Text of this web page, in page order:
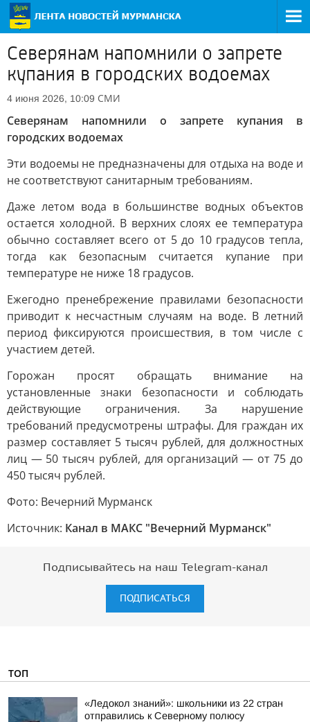
Северянам напомнили о запрете
купания в городских водоемах
4 июня 2026, 10:09 СМИ
Северянам напомнили о запрете купания в
городских водоемах
Эти водоемы не предназначены для отдыха на воде и
не соответствуют санитарным требованиям.
Даже летом вода в большинстве водных объектов
остается холодной. В верхних слоях ее температура
обычно составляет всего от 5 до 10 градусов тепла,
тогда как безопасным считается купание при
температуре не ниже 18 градусов.
Ежегодно пренебрежение правилами безопасности
приводит к несчастным случаям на воде. В летний
период фиксируются происшествия, в том числе с
участием детей.
Горожан просят обращать внимание на
установленные знаки безопасности и соблюдать
действующие ограничения. За нарушение
требований предусмотрены штрафы. Для граждан их
размер составляет 5 тысяч рублей, для должностных
лиц — 50 тысяч рублей, для организаций — от 75 до
450 тысяч рублей.
Фото: Вечерний Мурманск
Источник: Канал в МАКС "Вечерний Мурманск"
Подписывайтесь на наш Telegram-канал
ПОДПИСАТЬСЯ
ТОП
«Ледокол знаний»: школьники из 22 стран
отправились к Северному полюсу